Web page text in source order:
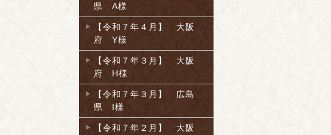
県 A様
【令和７年４月】 大阪
府 Y様
【令和７年３月】 大阪
府 H様
【令和７年３月】 広島
県 I様
【令和７年２月】 大阪